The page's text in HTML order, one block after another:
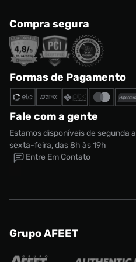
Compra segura
Formas de Pagamento
Fale com a gente
Estamos disponíveis de segunda a
sexta-feira, das 8h às 19h
Entre Em Contato
Grupo AFEET